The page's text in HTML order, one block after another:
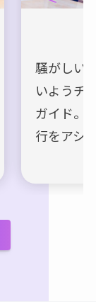
騒がしい
いようチ
ガイド。
行をアシ